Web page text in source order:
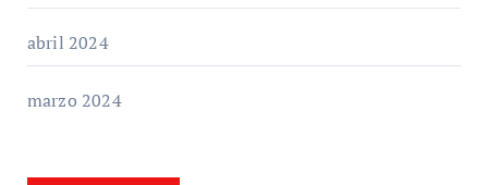
abril 2024
marzo 2024